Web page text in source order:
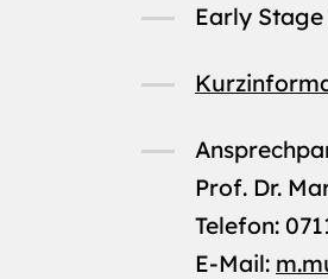
Early
Prof. Dr.
Telefon:
E-Mail: